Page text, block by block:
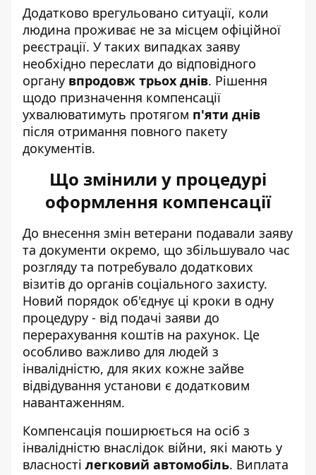
Додатково врегульовано ситуації, коли
людина проживає не за місцем офіційної
реєстрації. У таких випадках заяву
необхідно переслати до відповідного
органу впродовж трьох днів. Рішення
щодо призначення компенсації
ухвалюватимуть протягом п'яти днів
після отримання повного пакету
документів.
Що змінили у процедурі
оформлення компенсації
До внесення змін ветерани подавали заяву
та документи окремо, що збільшувало час
розгляду та потребувало додаткових
візитів до органів соціального захисту.
Новий порядок об'єднує ці кроки в одну
процедуру - від подачі заяви до
перерахування коштів на рахунок. Це
особливо важливо для людей з
інвалідністю, для яких кожне зайве
відвідування установи є додатковим
навантаженням.
Компенсація поширюється на осіб з
інвалідністю внаслідок війни, які мають у
власності легковий автомобіль. Виплата